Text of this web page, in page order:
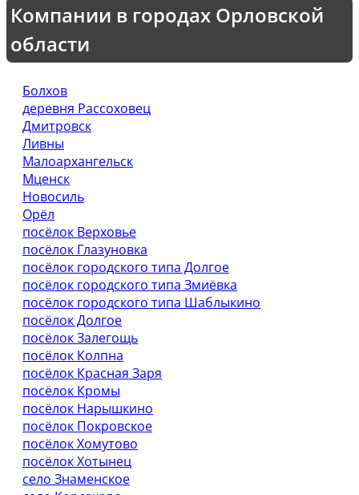
Компании в городах Орловской
области
Болхов
деревня Рассоховец
Дмитровск
Ливны
Малоархангельск
Мценск
Новосиль
Орёл
посёлок Верховье
посёлок Глазуновка
посёлок городского типа Долгое
посёлок городского типа Змиёвка
посёлок городского типа Шаблыкино
посёлок Долгое
посёлок Залегощь
посёлок Колпна
посёлок Красная Заря
посёлок Кромы
посёлок Нарышкино
посёлок Покровское
посёлок Хомутово
посёлок Хотынец
село Знаменское